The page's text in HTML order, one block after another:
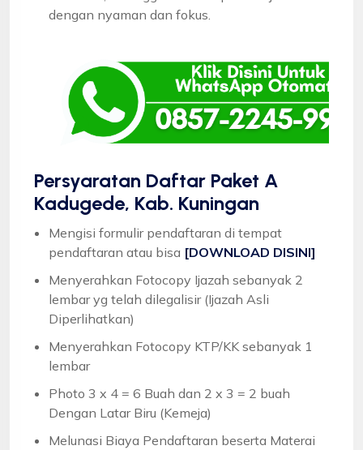
dengan nyaman dan fokus.
Persyaratan Daftar Paket A
Kadugede, Kab. Kuningan
Mengisi formulir pendaftaran di tempat
pendaftaran atau bisa [DOWNLOAD DISINI]
Menyerahkan Fotocopy Ijazah sebanyak 2
lembar yg telah dilegalisir (Ijazah Asli
Diperlihatkan)
Menyerahkan Fotocopy KTP/KK sebanyak 1
lembar
Photo 3 x 4 = 6 Buah dan 2 x 3 = 2 buah
Dengan Latar Biru (Kemeja)
Melunasi Biaya Pendaftaran beserta Materai